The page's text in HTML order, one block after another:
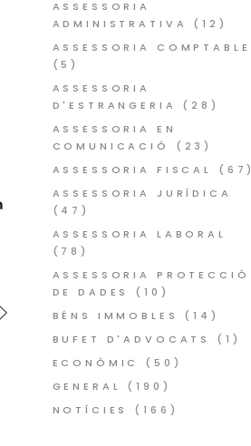
ASSESSORIA
ADMINISTRATIVA
(12)
ASSESSORIA COMPTABLE
(5)
ASSESSORIA
D'ESTRANGERIA
(28)
ASSESSORIA EN
COMUNICACIÓ
(23)
ASSESSORIA FISCAL
(67)
ASSESSORIA JURÍDICA
(47)
ASSESSORIA LABORAL
(78)
ASSESSORIA PROTECCIÓ
DE DADES
(10)
BÉNS IMMOBLES
(14)
BUFET D'ADVOCATS
(1)
ECONÒMIC
(50)
GENERAL
(190)
NOTÍCIES
(166)